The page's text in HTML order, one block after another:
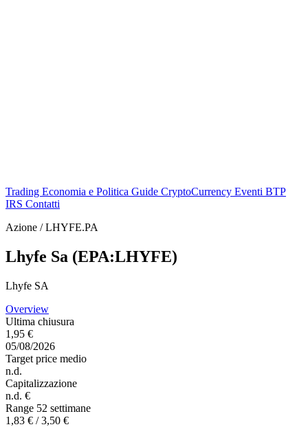
Trading Economia e Politica Guide CryptoCurrency Eventi BTP
IRS Contatti
Azione / LHYFE.PA
Lhyfe Sa (EPA:LHYFE)
Lhyfe SA
Overview
Ultima chiusura
1,95 €
05/08/2026
Target price medio
n.d.
Capitalizzazione
n.d. €
Range 52 settimane
1,83 € / 3,50 €